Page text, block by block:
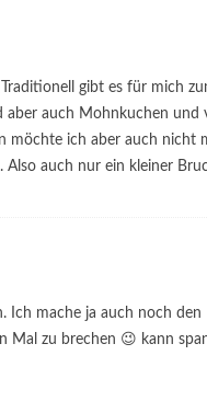
gibt es für mich
aber auch Mohnkuchen
möchte ich aber auch nicht
Also auch nur ein kleiner
Ich mache ja auch noch den
Mal zu brechen 😉 kann